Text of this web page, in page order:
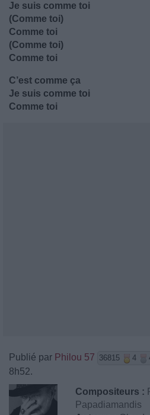
Je suis comme toi
(Comme toi)
Comme toi
(Comme toi)
Comme toi
C’est comme ça
Je suis comme toi
Comme toi
Publié par Philou 57 36815 4
8h52.
Compositeurs :
Papadiamandis